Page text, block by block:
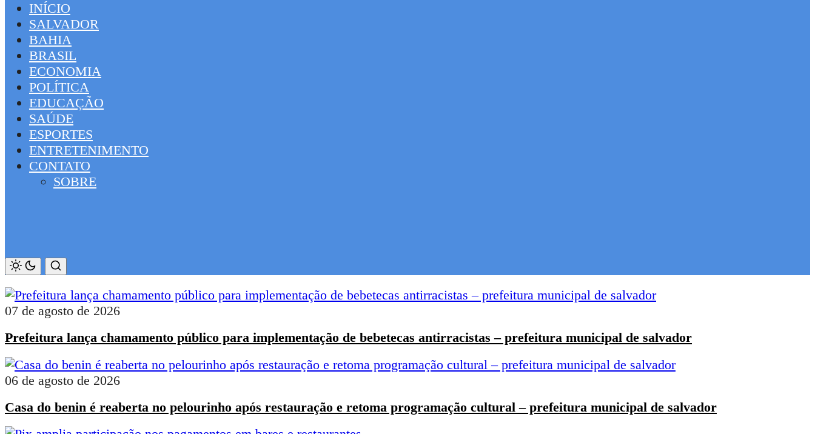
INÍCIO
SALVADOR
BAHIA
BRASIL
ECONOMIA
POLÍTICA
EDUCAÇÃO
SAÚDE
ESPORTES
ENTRETENIMENTO
CONTATO
SOBRE
07 de agosto de 2026
Prefeitura lança chamamento público para implementação de bebetecas antirracistas – prefeitura municipal de salvador
06 de agosto de 2026
Casa do benin é reaberta no pelourinho após restauração e retoma programação cultural – prefeitura municipal de salvador